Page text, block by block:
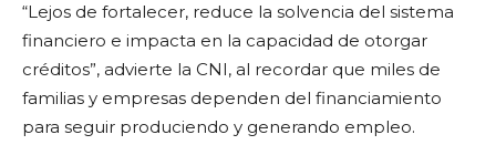
“Lejos de fortalecer, reduce la solvencia del sistema
financiero e impacta en la capacidad de otorgar
créditos”, advierte la CNI, al recordar que miles de
familias y empresas dependen del financiamiento
para seguir produciendo y generando empleo.